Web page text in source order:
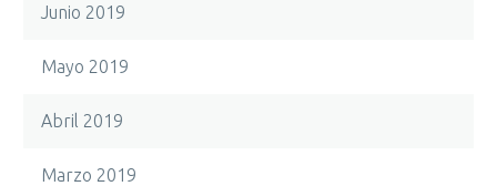
Junio 2019
Mayo 2019
Abril 2019
Marzo 2019